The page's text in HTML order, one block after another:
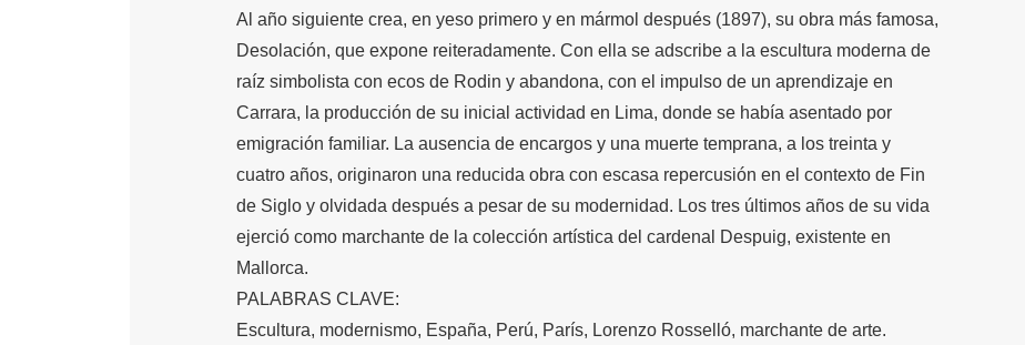
Al año siguiente crea, en yeso primero y en mármol después (1897), su obra más famosa,
Desolación, que expone reiteradamente. Con ella se adscribe a la escultura moderna de
raíz simbolista con ecos de Rodin y abandona, con el impulso de un aprendizaje en
Carrara, la producción de su inicial actividad en Lima, donde se había asentado por
emigración familiar. La ausencia de encargos y una muerte temprana, a los treinta y
cuatro años, originaron una reducida obra con escasa repercusión en el contexto de Fin
de Siglo y olvidada después a pesar de su modernidad. Los tres últimos años de su vida
ejerció como marchante de la colección artística del cardenal Despuig, existente en
Mallorca.
PALABRAS CLAVE:
Escultura, modernismo, España, Perú, París, Lorenzo Rosselló, marchante de arte.